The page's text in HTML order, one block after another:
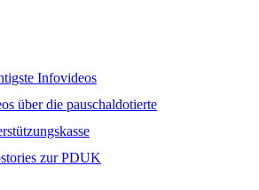
Infovideos
über die pauschaldotierte
zur PDUK